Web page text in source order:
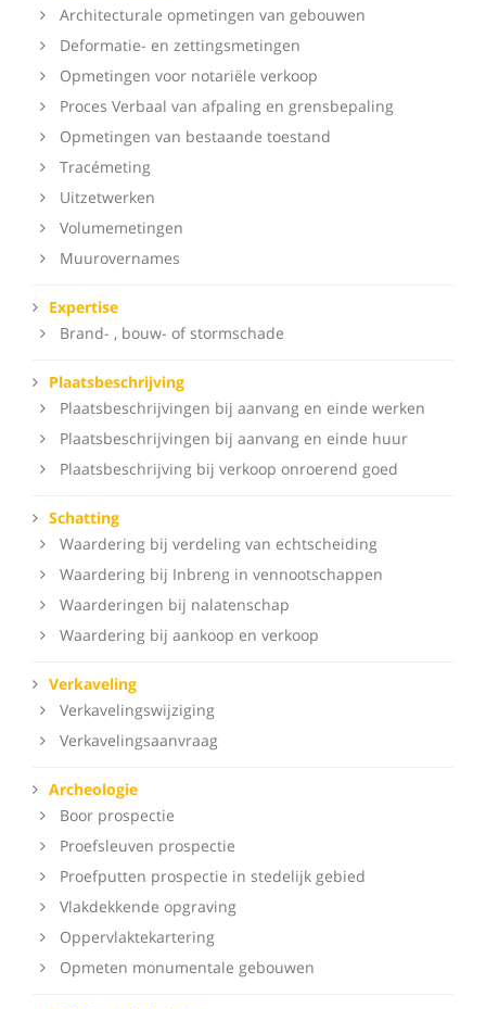
Architecturale opmetingen van gebouwen
Deformatie- en zettingsmetingen
Opmetingen voor notariële verkoop
Proces Verbaal van afpaling en grensbepaling
Opmetingen van bestaande toestand
Tracémeting
Uitzetwerken
Volumemetingen
Muurovernames
Expertise
Brand- , bouw- of stormschade
Plaatsbeschrijving
Plaatsbeschrijvingen bij aanvang en einde werken
Plaatsbeschrijvingen bij aanvang en einde huur
Plaatsbeschrijving bij verkoop onroerend goed
Schatting
Waardering bij verdeling van echtscheiding
Waardering bij Inbreng in vennootschappen
Waarderingen bij nalatenschap
Waardering bij aankoop en verkoop
Verkaveling
Verkavelingswijziging
Verkavelingsaanvraag
Archeologie
Boor prospectie
Proefsleuven prospectie
Proefputten prospectie in stedelijk gebied
Vlakdekkende opgraving
Oppervlaktekartering
Opmeten monumentale gebouwen